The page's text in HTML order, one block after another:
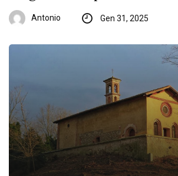
Antonio Gen 31, 2025